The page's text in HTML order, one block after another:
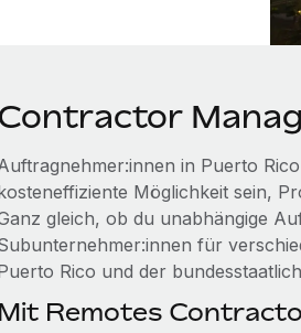
Contractor
in Puerto
Möglichkeit sein,
gleich, ob du unabhängige
für
Rico und der
Mit Remotes